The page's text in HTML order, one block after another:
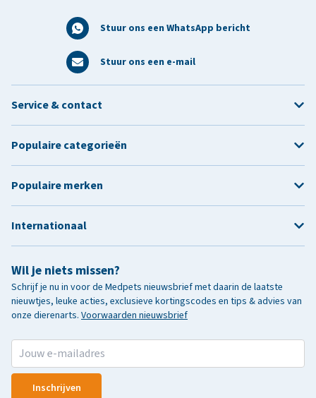
Stuur ons een WhatsApp bericht
Stuur ons een e-mail
Wil je niets missen?
Schrijf je nu in voor de Medpets nieuwsbrief met daarin de laatste
nieuwtjes, leuke acties, exclusieve kortingscodes en tips & advies van
onze dierenarts. Voorwaarden nieuwsbrief
Inschrijven
Service & contact
Populaire categorieën
Populaire merken
Internationaal